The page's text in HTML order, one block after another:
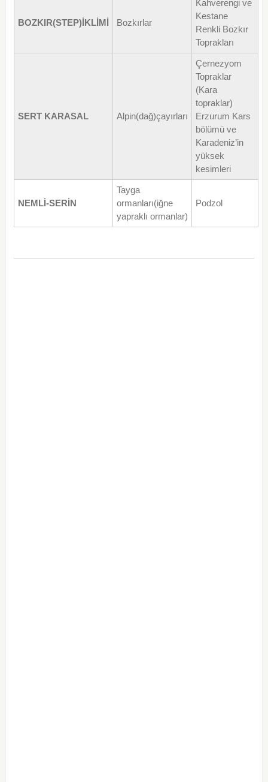
BOZKIR(STEP)İKLİMİ Bozkırlar
Kahverengi ve
Kestane
Renkli Bozkır
Toprakları
SERT KARASAL Alpin(dağ)çayırları
Çernezyom
Topraklar
(Kara
topraklar)
Erzurum Kars
bölümü ve
Karadeniz’in
yüksek
kesimleri
NEMLİ-SERİN
Tayga
ormanları(iğne
yapraklı ormanlar)
Podzol